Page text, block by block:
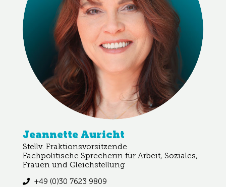
Jeannette Auricht
Stellv. Fraktionsvorsitzende
Fachpolitische Sprecherin für Arbeit, Soziales,
Frauen und Gleichstellung
+49 (0)30 7623 9809